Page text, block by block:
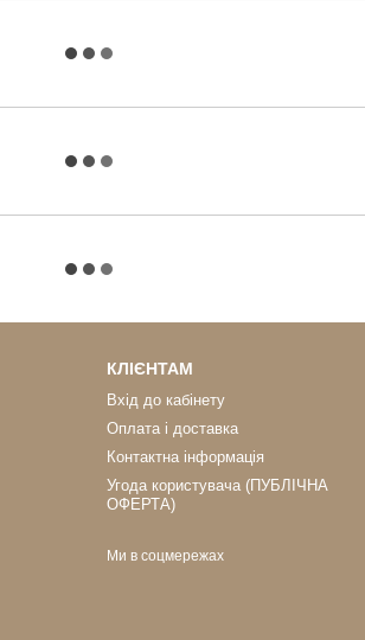
КЛІЄНТАМ
Вхід до кабінету
Оплата і доставка
Контактна інформація
Угода користувача (ПУБЛІЧНА
ОФЕРТА)
Ми в соцмережах